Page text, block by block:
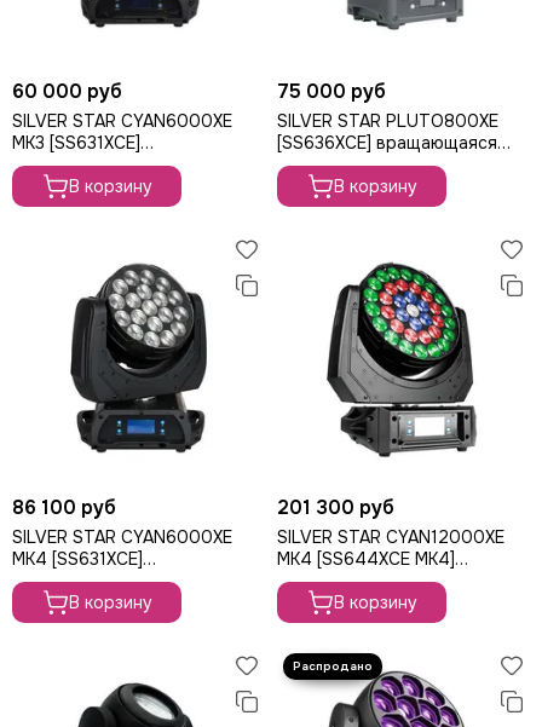
60 000 руб
SILVER STAR CYAN6000XE
MK3 [SS631XCE]
вращающаяся голова Wash,
285ВтВ корзину
75 000 руб
SILVER STAR PLUTO800XE
[SS636XCE] вращающаяся
голова Wash/Beam, 120Вт
В корзину
86 100 руб
SILVER STAR CYAN6000XE
MK4 [SS631XCE]
вращающаяся голова Wash,
380ВтВ корзину
201 300 руб
SILVER STAR CYAN12000XE
MK4 [SS644XCE MK4]
вращающаяся голова Wash,
740ВтВ корзину